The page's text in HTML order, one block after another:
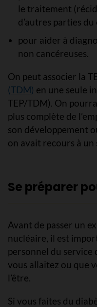
le traitement
d’autres parties du
pour aider à
non cancéreuses.
On peut associer la
(TDM) en une seule
TEP/TDM). On
plus complète de
son développement
on avait recours à un
Se préparer
Avant de passer un
nucléaire, il est
personnel du service
vous allaitez ou que
l’être.
Si vous faites du